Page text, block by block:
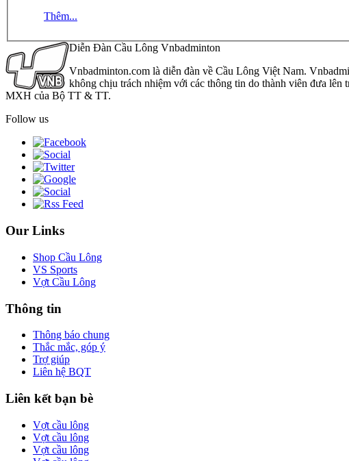
Thêm...
Diễn Đàn Cầu Lông Vnbadminton
Vnbadminton.com là diễn đàn về Cầu Lông Việt Nam.
không chịu trách nhiệm với các thông tin do thành viên đưa
MXH của Bộ TT & TT.
Follow us
Our Links
Shop Cầu Lông
VS Sports
Vợt Cầu Lông
Thông tin
Thông báo chung
Thắc mắc, góp ý
Trợ giúp
Liên hệ BQT
Liên kết bạn bè
Vợt cầu lông
Vợt cầu lông
Vợt cầu lông